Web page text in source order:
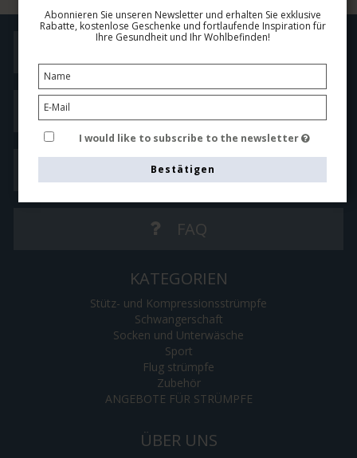
Abonnieren Sie unseren Newsletter und erhalten Sie exklusive
Rabatte, kostenlose Geschenke und fortlaufende Inspiration für
Ihre Gesundheit und Ihr Wohlbefinden!
I would like to subscribe to the newsletter
Bestätigen
Kontaktieren Sie uns
FAQ
KATEGORIEN
Stütz- und Kompressionsstrümpfe
Schwangerschaft
Socken und Unterwäsche
Sport
Flug strümpfe
Zubehör
ANGEBOTE FÜR STRÜMPFE
ÜBER UNS